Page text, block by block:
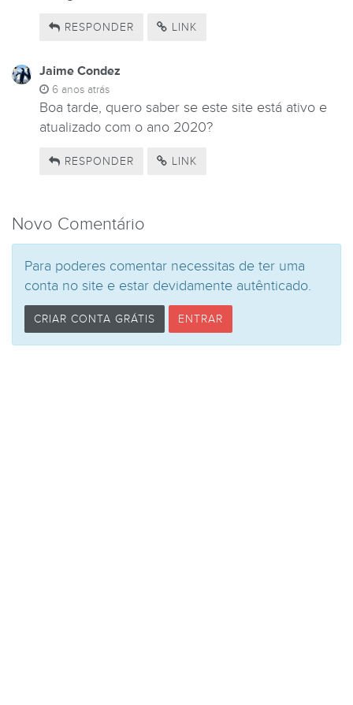
RESPONDER LINK
Jaime Condez
6 anos atrás
Boa tarde, quero saber se este site está ativo e
atualizado com o ano 2020?
RESPONDER LINK
Novo Comentário
Para poderes comentar necessitas de ter uma
conta no site e estar devidamente autênticado.
CRIAR CONTA GRÁTIS ENTRAR